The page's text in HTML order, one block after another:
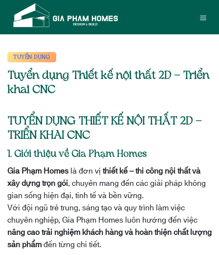
TUYỂN DỤNG
Tuyển dụng Thiết kế nội thất 2D – Triển
khai CNC
TUYỂN DỤNG THIẾT KẾ NỘI THẤT 2D –
TRIỂN KHAI CNC
1. Giới thiệu về Gia Phạm Homes
Gia Phạm Homes là đơn vị thiết kế – thi công nội thất và
xây dựng trọn gói, chuyên mang đến các giải pháp không
gian sống hiện đại, tinh tế và bền vững.
Với đội ngũ trẻ trung, sáng tạo và quy trình làm việc
chuyên nghiệp, Gia Phạm Homes luôn hướng đến việc
nâng cao trải nghiệm khách hàng và hoàn thiện chất lượng
sản phẩmđến từng chi tiết.